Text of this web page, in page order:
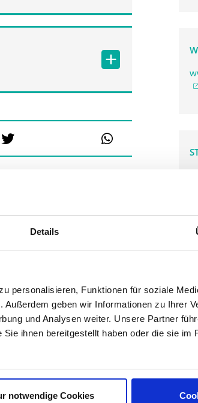
Details
personalisieren, Funktionen für soziale
geben wir Informationen zu Ihrer
und Analysen weiter. Unsere Partner
ihnen bereitgestellt haben oder die sie im
notwendige Cookies